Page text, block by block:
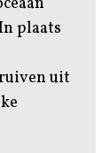
plaats
uit